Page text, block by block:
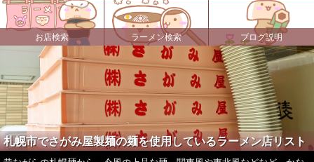
お店検索 ラーメン検索 ブログ説明
札幌市でさがみ屋製麺の麺を使用しているラーメン店リスト